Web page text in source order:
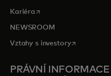
Kariéra opens in a new tab
NEWSROOM
Vztahy s investoryopens in a
PRÁVNÍ